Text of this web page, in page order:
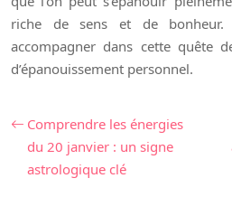
riche de sens et de
accompagner dans cette quête
d’épanouissement personnel.
Comprendre les énergies
du 20 janvier : un signe
astrologique clé